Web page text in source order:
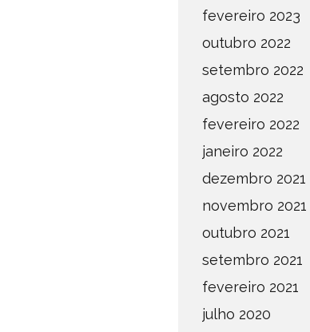
fevereiro 2023
outubro 2022
setembro 2022
agosto 2022
fevereiro 2022
janeiro 2022
dezembro 2021
novembro 2021
outubro 2021
setembro 2021
fevereiro 2021
julho 2020